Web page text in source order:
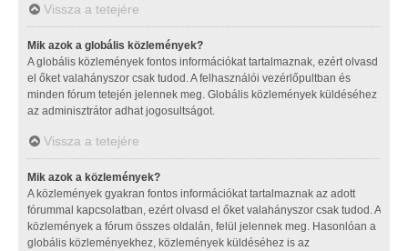
Vissza a tetejére
Mik azok a globális közlemények?
A globális közlemények fontos információkat tartalmaznak, ezért olvasd
el őket valahányszor csak tudod. A felhasználói vezérlőpultban és
minden fórum tetején jelennek meg. Globális közlemények küldéséhez
az adminisztrátor adhat jogosultságot.
Vissza a tetejére
Mik azok a közlemények?
A közlemények gyakran fontos információkat tartalmaznak az adott
fórummal kapcsolatban, ezért olvasd el őket valahányszor csak tudod. A
közlemények a fórum összes oldalán, felül jelennek meg. Hasonlóan a
globális közleményekhez, közlemények küldéséhez is az